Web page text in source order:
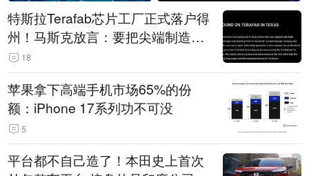
特斯拉Terafab芯片工厂正式落户得
州！马斯克放言：要把尖端制造带
回美国
18
苹果拿下高端手机市场65%的份
额：iPhone 17系列功不可没
5
平台都不自己造了！本田史上首次